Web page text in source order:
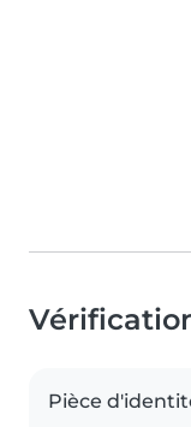
Pièce